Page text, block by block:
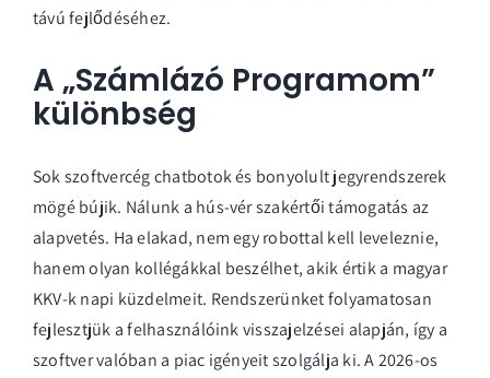
távú fejlődéséhez.
A „Számlázó Programom”
különbség
Sok szoftvercég chatbotok és bonyolult jegyrendszerek
mögé bújik. Nálunk a hús-vér szakértői támogatás az
alapvetés. Ha elakad, nem egy robottal kell leveleznie,
hanem olyan kollégákkal beszélhet, akik értik a magyar
KKV-k napi küzdelmeit. Rendszerünket folyamatosan
fejlesztjük a felhasználóink visszajelzései alapján, így a
szoftver valóban a piac igényeit szolgálja ki. A 2026-os